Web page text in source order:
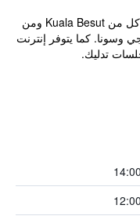
يقع Villa Danialla Beach Resort قريباً من كل من Kuala Besut ومن
وسونا. كما يتوفر إنترنت
14:00
12:00